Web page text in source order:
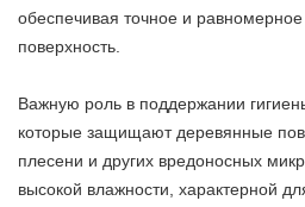
обеспечивая точное и
поверхность.
Важную роль в поддержании
которые защищают деревянные
плесени и других вредоносных
высокой влажности, характерной